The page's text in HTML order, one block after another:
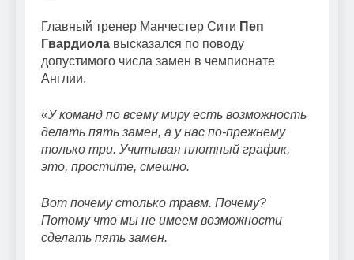
Главный тренер Манчестер Сити Пеп
Гвардиола высказался по поводу
допустимого числа замен в чемпионате
Англии.
«У команд по всему миру есть возможность
делать пять замен, а у нас по-прежнему
только три. Учитывая плотный график,
это, простите, смешно.
Вот почему столько травм. Почему?
Потому что мы не имеем возможности
сделать пять замен.